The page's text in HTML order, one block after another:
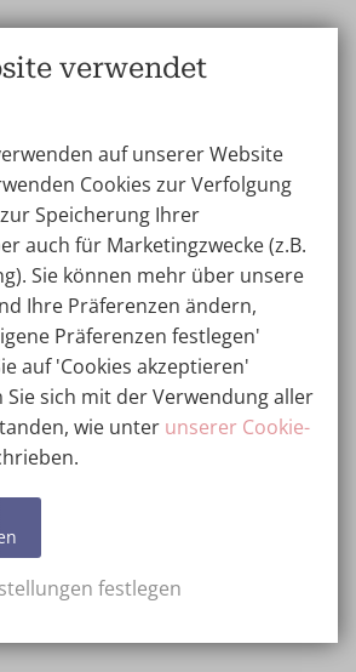
Kosten für eine Fettabsaugung ist
den Preis, sondern auch den Ruf
Chirurgen und der Klinik zu
Preise können erheblich variieren
Anzahl der
und der
ab, die erforderlich sind,
zu erreichen. Dies kann sich
auswirken.
und
erhöhen den Endpreis,
zusätzlichen Kosten für Operation,
verbunden ist. Die
Kliniek sind so gestaltet, dass
berechnen und somit einen BBL-
verschiedenen plastischen
verwendet
auf unserer Website
Cookies zur Verfolgung
Speicherung Ihrer
auch für Marketingzwecke (z.B.
Sie können mehr über unsere
Ihre Präferenzen ändern,
Präferenzen festlegen'
auf 'Cookies akzeptieren'
Sie sich mit der Verwendung aller
wie unter unserer Cookie-
festlegen